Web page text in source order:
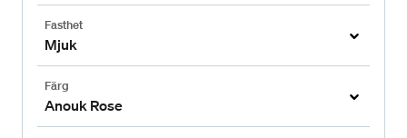
Fasthet
Mjuk
Färg
Anouk Rose